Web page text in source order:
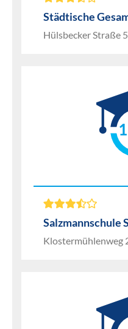
Städtische
Hülsbecker Straße
Salzmannschule
Klostermühlenweg